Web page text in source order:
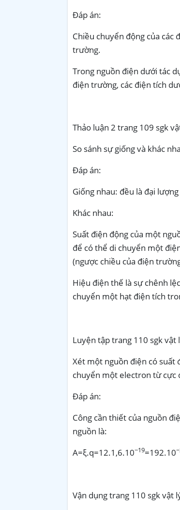
Đáp án:
Chiều chuyển động của các
trường.
Trong nguồn điện dưới tác
điện trường, các điện tích
Thảo luận 2 trang 109 sgk
So sánh sự giống và khác
Đáp án:
Giống nhau: đều là đại
Khác nhau:
Suất điện động của một
để có thể di chuyển một
(ngược chiều của điện
Hiệu điện thế là sự chênh
chuyển một hạt điện tích
Luyện tập trang 110 sgk vật
Xét một nguồn điện có suất
chuyển một electron từ cực
Đáp án:
Công cần thiết của nguồn
nguồn là:
A=ξ.q=12.1,6.10−19=192.10
Vận dụng trang 110 sgk vật